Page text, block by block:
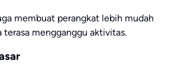
membuat perangkat lebih mudah
mengganggu aktivitas.